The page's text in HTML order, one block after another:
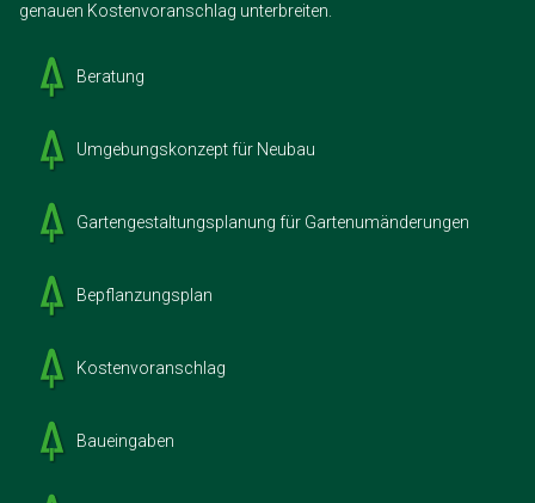
genauen Kostenvoranschlag unterbreiten.
Beratung
Umgebungskonzept für Neubau
Gartengestaltungsplanung für Gartenumänderungen
Bepflanzungsplan
Kostenvoranschlag
Baueingaben